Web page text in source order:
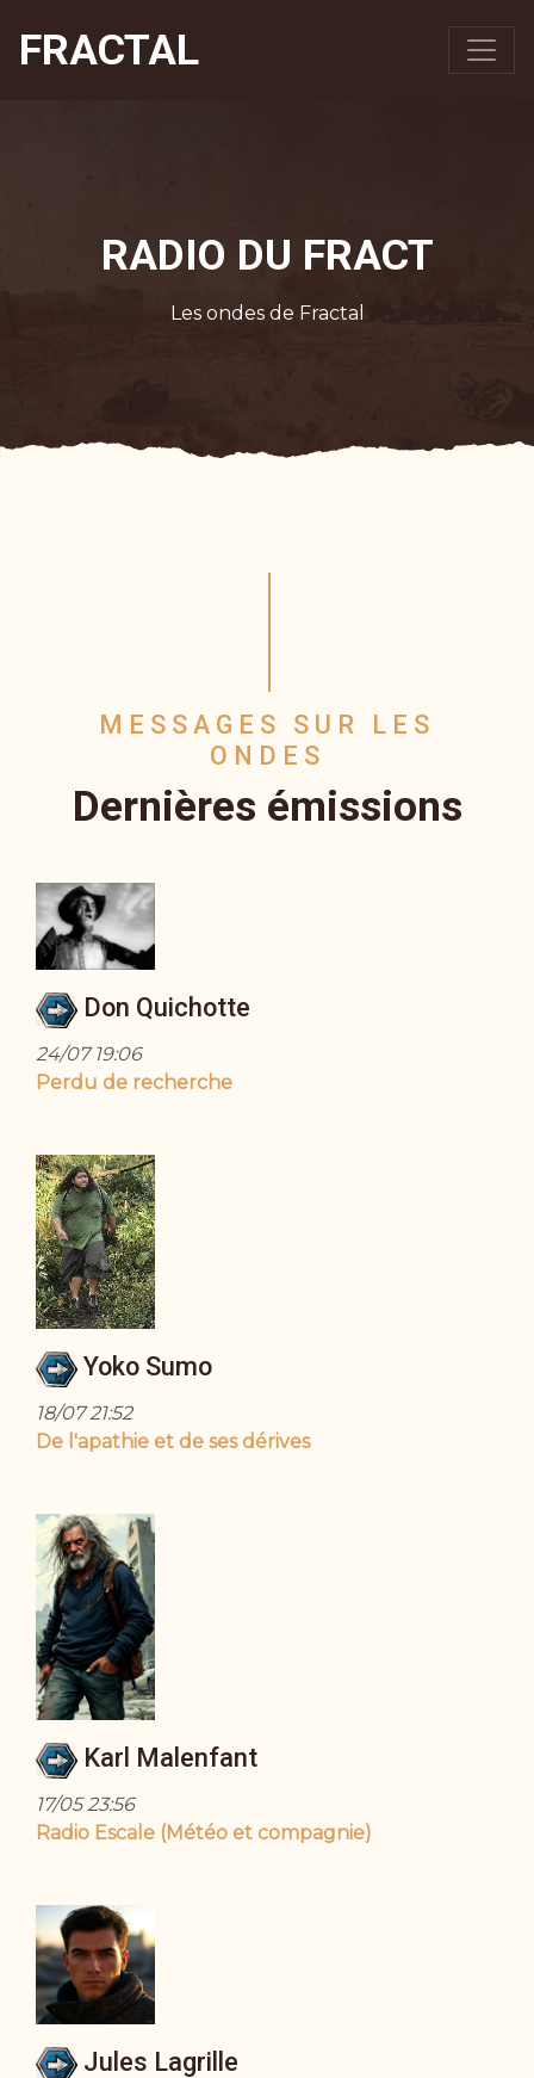
FRACTAL
RADIO DU FRACT
Les ondes de Fractal
MESSAGES SUR LES
ONDES
Dernières émissions
Don Quichotte
24/07 19:06
Perdu de recherche
Yoko Sumo
18/07 21:52
De l'apathie et de ses dérives
Karl Malenfant
17/05 23:56
Radio Escale (Météo et compagnie)
Jules Lagrille